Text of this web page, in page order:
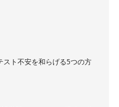
スト不安を和らげる5つの方